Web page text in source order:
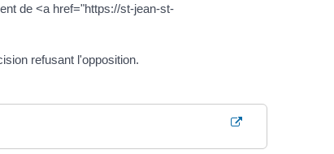
de <a href="https://st-jean-st-
refusant l'opposition.